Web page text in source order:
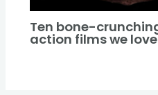
Ten bone-
action films we love